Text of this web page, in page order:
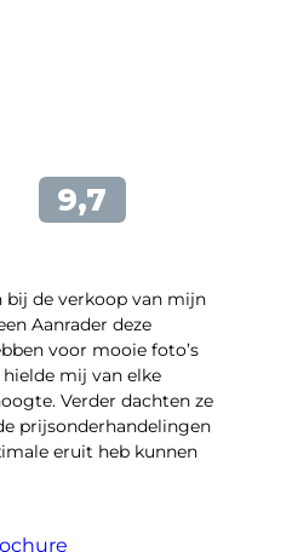
bij de verkoop van mijn
Aanrader deze
voor mooie foto’s
mij van elke
Verder dachten ze
prijsonderhandelingen
eruit heb kunnen